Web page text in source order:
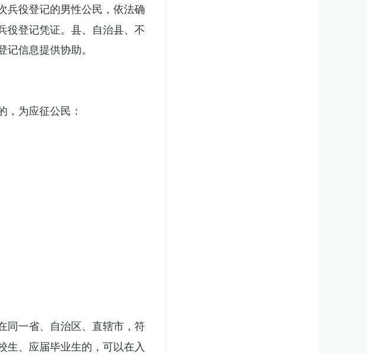
兵役登记的男性公民，依法确
役登记凭证。县、自治县、不
信息提供协助。
为应征公民：
同一省、自治区、直辖市，符
生、应届毕业生的，可以在入